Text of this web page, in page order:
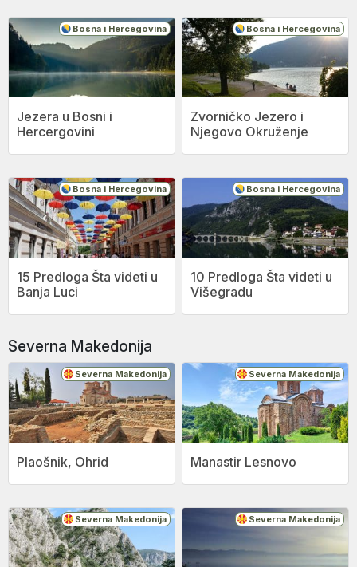
Bosna i Hercegovina
Jezera u Bosni i
Hercergovini
Bosna i Hercegovina
Zvorničko Jezero i
Njegovo Okruženje
Bosna i Hercegovina
15 Predloga Šta videti u
Banja Luci
Bosna i Hercegovina
10 Predloga Šta videti u
Višegradu
Severna Makedonija
Severna Makedonija
Plaošnik, Ohrid
Severna Makedonija
Manastir Lesnovo
Severna Makedonija Severna Makedonija